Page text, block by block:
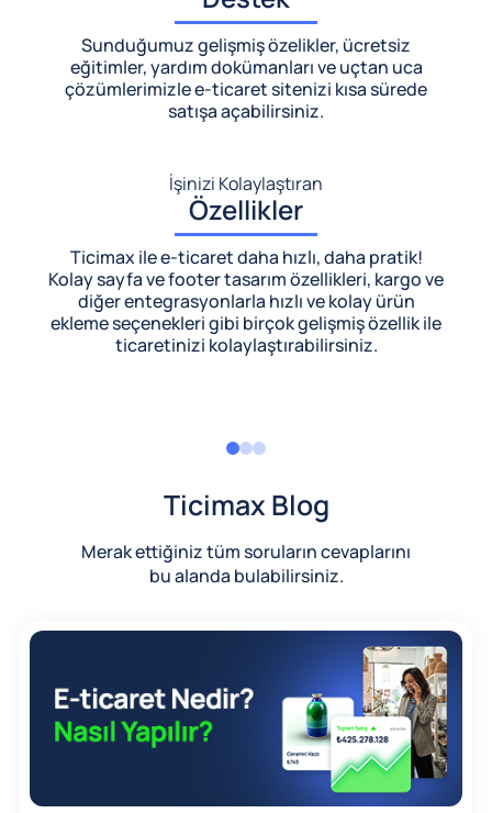
Sunduğumuz gelişmiş özelikler, ücretsiz
eğitimler, yardım dokümanları ve uçtan uca
çözümlerimizlee-ticaret sitenizi kısa sürede
satışa açabilirsiniz.
İşinizi Kolaylaştıran
Özellikler
Ticimax ile e-ticaret daha hızlı, daha pratik!
Kolay sayfa ve footer tasarım özellikleri, kargo ve
diğer entegrasyonlarla hızlı ve kolay ürün
ekleme seçenekleri gibi birçok gelişmiş özellik ile
ticaretinizi kolaylaştırabilirsiniz.
Ticimax Blog
Merak ettiğiniz tüm soruların cevaplarını
bu alanda bulabilirsiniz.